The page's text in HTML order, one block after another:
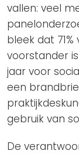
vallen: veel
bleek dat
voorstander
jaar voor
een
gebruik van
De